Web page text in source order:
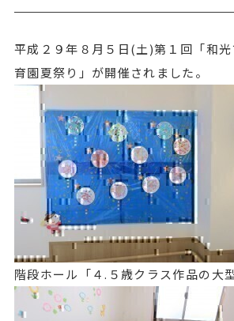
平成２９年８月５日(土)第１回「和
育園夏祭り」が開催されました。
階段ホール「４.５歳クラス作品の大